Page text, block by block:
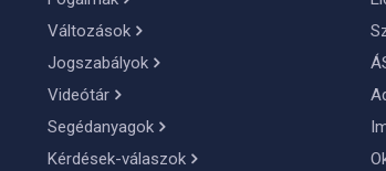
Változások
Jogszabályok
Videótár
Segédanyagok
Kérdések-válaszok